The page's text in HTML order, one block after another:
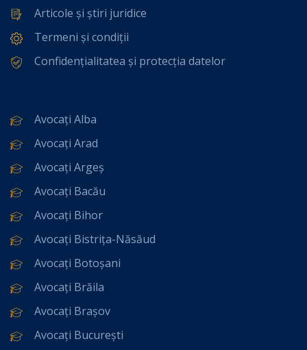
Articole și știri juridice
Termeni și condiții
Confidențialitatea și protecția datelor
Avocați Alba
Avocați Arad
Avocați Argeș
Avocați Bacău
Avocați Bihor
Avocați Bistrița-Năsăud
Avocați Botoșani
Avocați Brăila
Avocați Brașov
Avocați București